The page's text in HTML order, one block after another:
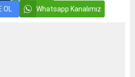
OL Whatsapp Kanalımız